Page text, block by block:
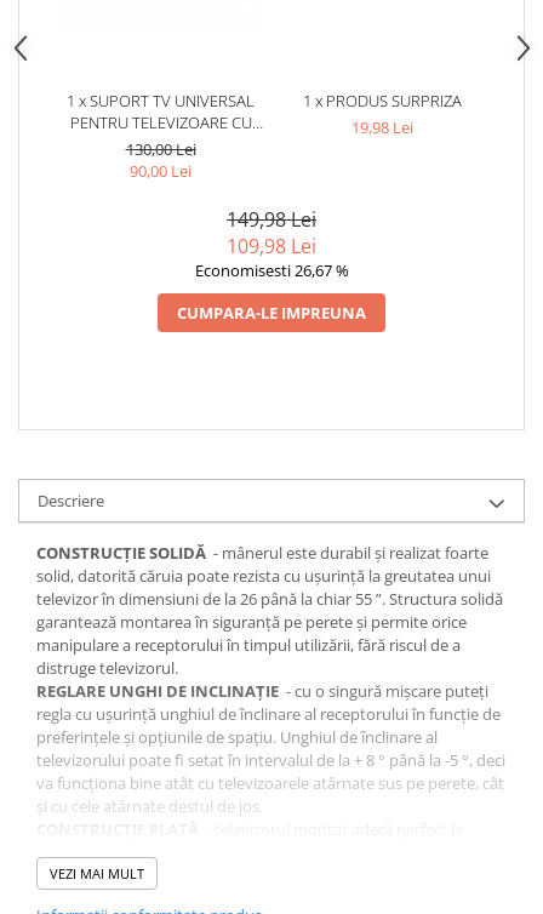
1 x SUPORT TV UNIVERSAL
PENTRU TELEVIZOARE CU
DIAGONALA DE LA 81 LA 132
CM,32 KG REZISTENTA
130,00 Lei
90,00 Lei
1 x PRODUS SURPRIZA
19,98 Lei
149,98 Lei
109,98 Lei
Economisesti 26,67 %
CUMPARA-LE IMPREUNA
Descriere
CONSTRUCȚIE SOLIDĂ - mânerul este durabil și realizat foarte
solid, datorită căruia poate rezista cu ușurință la greutatea unui
televizor în dimensiuni de la 26 până la chiar 55 ”.Structura solidă
garantează montarea în siguranță pe perete și permite orice
manipulare a receptorului în timpul utilizării, fără riscul de a
distruge televizorul.
REGLARE UNGHI DE INCLINAȚIE - cu o singură mișcare puteți
regla cu ușurință unghiul de înclinare al receptorului în funcție de
preferințele și opțiunile de spațiu. Unghiul de înclinare al
televizorului poate fi setat în intervalul de la + 8 ° până la -5 °, deci
va funcționa bine atât cu televizoarele atârnate sus pe perete, cât
și cu cele atârnate destul de jos.
perete este mică.
VEZI MAI MULT